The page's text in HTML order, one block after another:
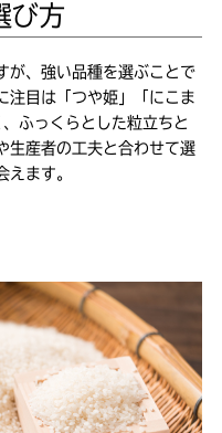
び方
が、強い品種を選ぶことで
注目は「つや姫」「にこま
ふっくらとした粒立ちと
生産者の工夫と合わせて選
えます。